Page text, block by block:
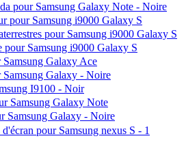
pour Samsung Galaxy Note - Noire
pour Samsung i9000 Galaxy S
pour Samsung i9000 Galaxy S
Samsung i9000 Galaxy S
Galaxy Ace
Galaxy - Noire
I9100 - Noir
Samsung Galaxy Note
Samsung Galaxy - Noire
pour Samsung nexus S - 1